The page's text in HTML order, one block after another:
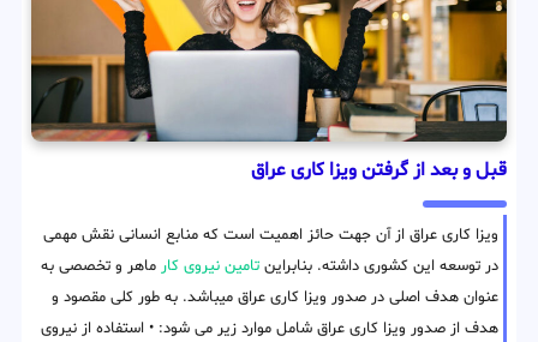
قبل و بعد از گرفتن ویزا کاری عراق
ویزا کاری عراق از آن جهت حائز اهمیت است که منابع انسانی نقش مهمی
در توسعه این کشوری داشته. بنابراین تامین نیروی کار ماهر و تخصصی به
عنوان هدف اصلی در صدور ویزا کاری عراق میباشد. به طور کلی مقصود و
هدف از صدور ویزا کاری عراق شامل موارد زیر می شود: • استفاده از نیروی